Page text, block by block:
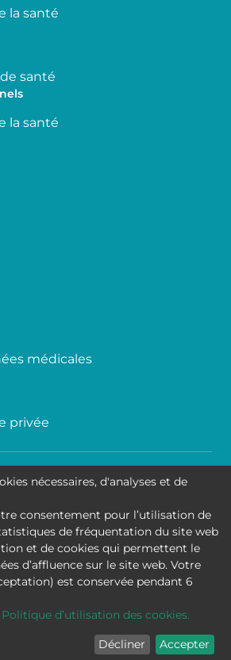
la santé
santé
la santé
médicales
privée
de Bruxelles
nécessaires, d'analyses et de
consentement pour l’utilisation de
de fréquentation du site web
et de cookies qui permettent le
d’affluence sur le site web. Votre
est conservée pendant 6
Politique d’utilisation des cookies.
Décliner Accepter